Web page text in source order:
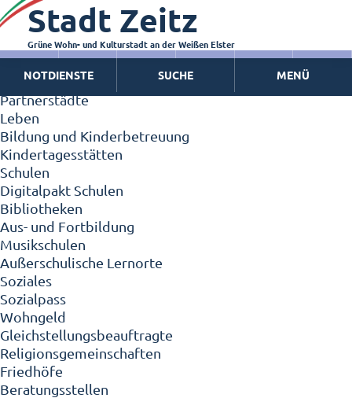
Zeitz - Die Kleinstadt
Willkommen in Zeitz!
Interview mit Oberbürgermeister Christian Thieme
Zeitz - Stadt der Zukunft
Ortschaften
Partnerstädte
Leben
Bildung und Kinderbetreuung
Kindertagesstätten
Schulen
Digitalpakt Schulen
Bibliotheken
Aus- und Fortbildung
Musikschulen
Außerschulische Lernorte
Soziales
Sozialpass
Wohngeld
Gleichstellungsbeauftragte
Religionsgemeinschaften
Friedhöfe
Beratungsstellen
Stadt Zeitz
Grüne Wohn- und Kulturstadt an der Weißen Elster
NOTDIENSTE SUCHE MENÜ